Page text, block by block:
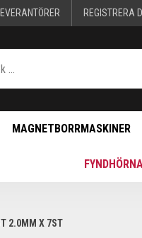
LEVERANTÖRER REGISTRERA
MAGNETBORRMASKINER
2.0MM X 7ST